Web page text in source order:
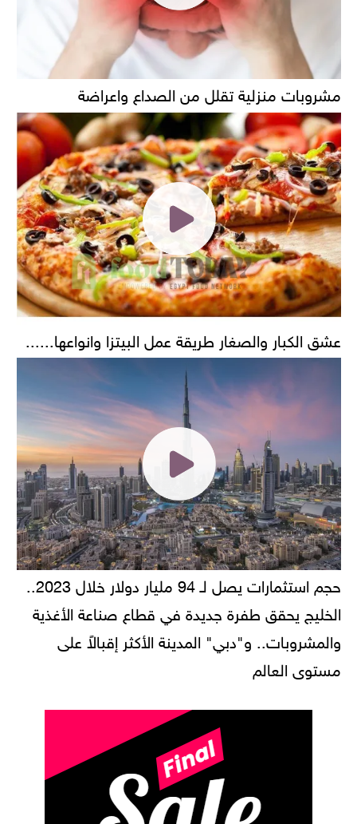
مشروبات منزلية تقلل من الصداع واعراضة
عشق الكبار والصغار طريقة عمل البيتزا وانواعها......
حجم استثمارات يصل لـ 94 مليار دولار خلال 2023..
الخليج يحقق طفرة جديدة في قطاع صناعة الأغذية
والمشروبات.. و"دبي" المدينة الأكثر إقبالاً على
مستوى العالم